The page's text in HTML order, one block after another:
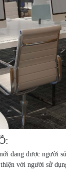
đang được người
với người sử